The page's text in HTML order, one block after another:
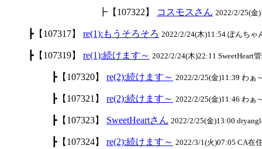
┣【107322】 コスモスさん 2022/2/25(金
┣【107317】 re(1):もうそろそろ 2022/2/24(木)11:54 ぽんちゃ
┣【107319】 re(1):続けます～ 2022/2/24(木)22:11 SweetHeart
┣【107320】 re(2):続けます～ 2022/2/25(金)11:39 わぁ
┣【107321】 re(2):続けます～ 2022/2/25(金)11:46 わぁ
┣【107323】 SweetHeartさん 2022/2/25(金)13:00
┣【107324】 re(2):続けます～ 2022/3/1(火)07:05 CA在